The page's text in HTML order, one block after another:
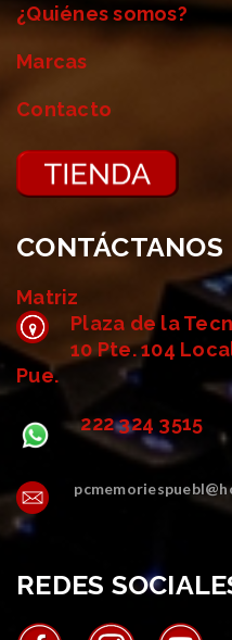
¿Quiénes somos?
Marcas
Contacto
CONTÁCTANOS
Matriz
Plaza de la
10 Pte. 104
Pue.
222 324 3515
REDES